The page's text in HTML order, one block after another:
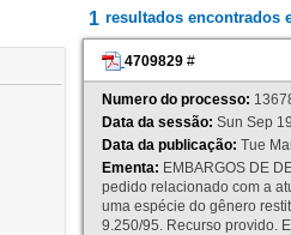
1 resultados encontrados
4709829 #
Numero do processo:
Data da sessão: Sun Sep
Data da publicação: Tue
Ementa: EMBARGOS DE
pedido relacionado com a
uma espécie do gênero
9.250/95. Recurso provido.